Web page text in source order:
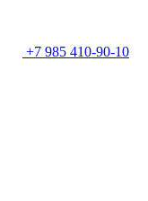
+7 985 410-90-10